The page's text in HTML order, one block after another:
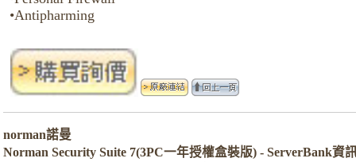
•Antipharming
norman諾曼
Norman Security Suite 7(3PC一年授權盒裝版) - ServerBank資